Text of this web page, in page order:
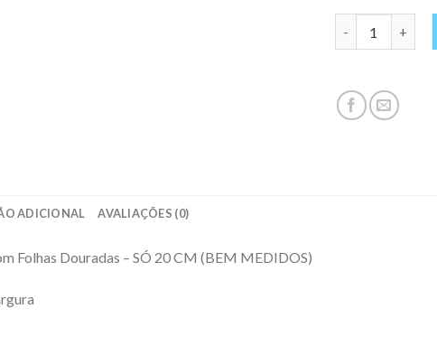
ADICIONAL AVALIAÇÕES (0)
Folhas Douradas – SÓ 20 CM (BEM MEDIDOS)